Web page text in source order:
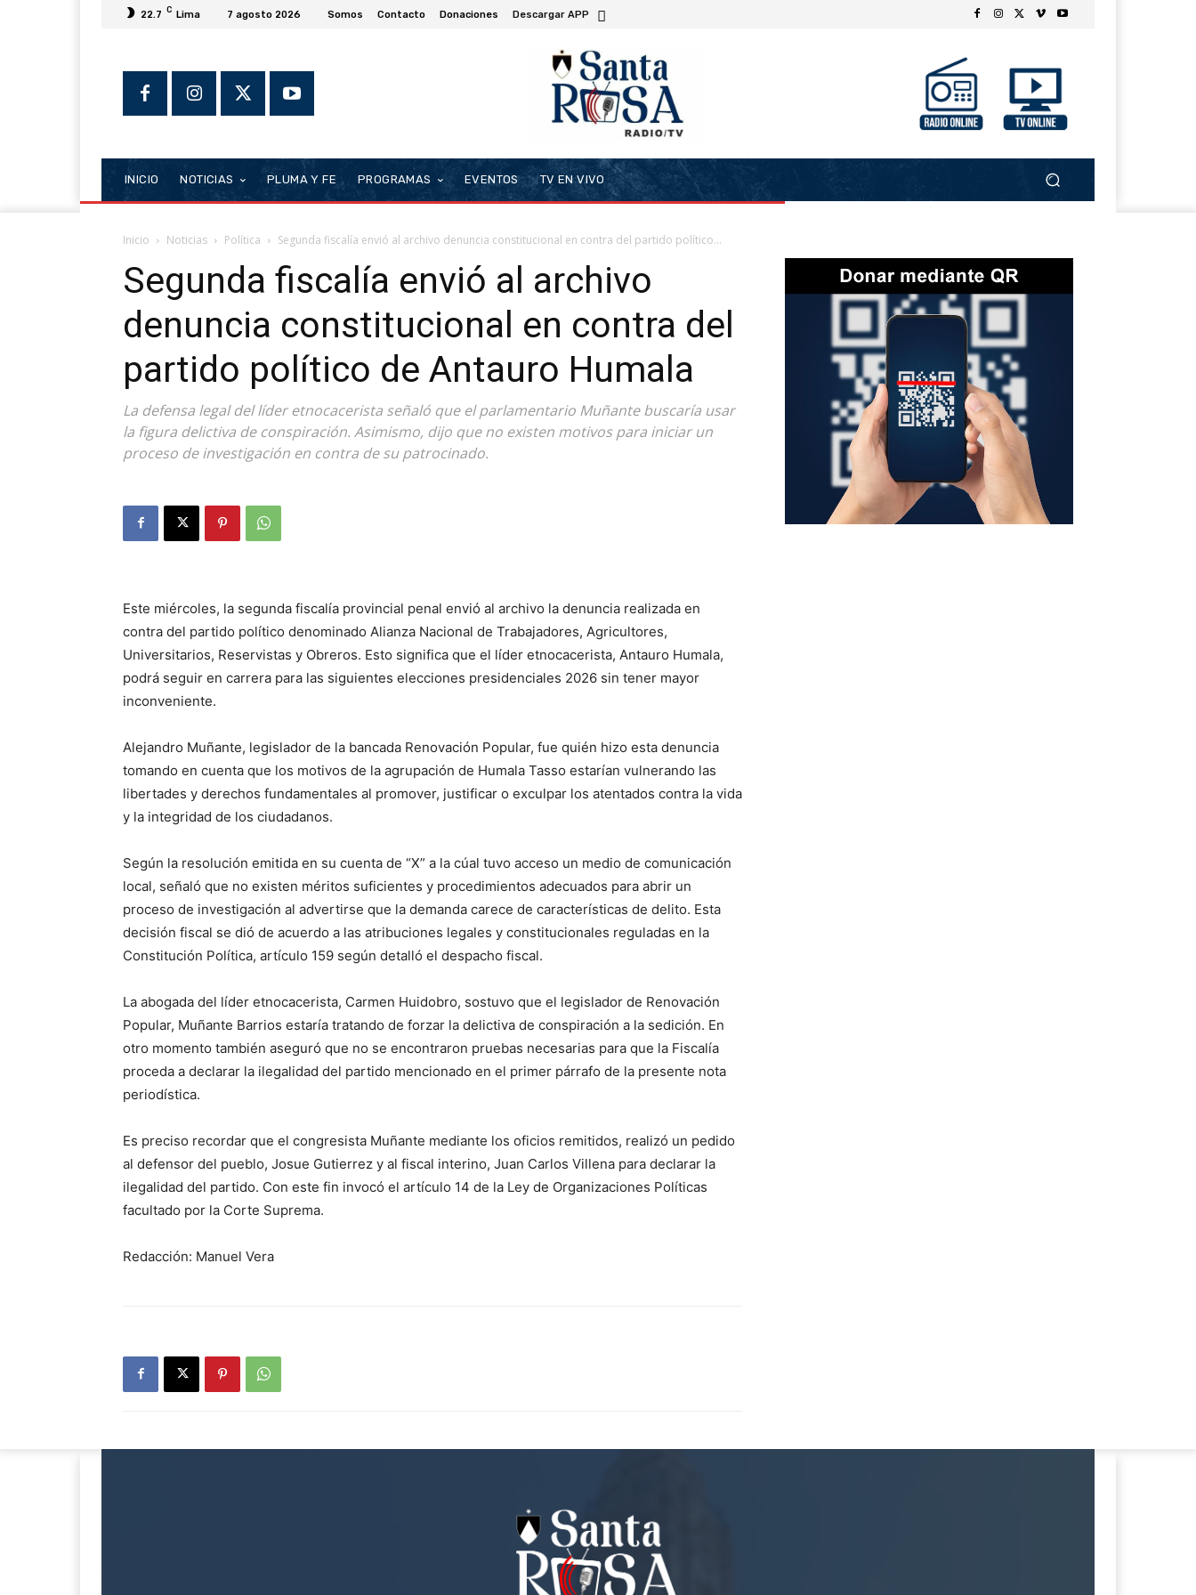
22.7 C Lima 7 agosto 2026 Somos Contacto Donaciones Descargar APP
INICIO NOTICIAS PLUMA Y FE PROGRAMAS EVENTOS TV EN VIVO
Inicio Noticias Política Segunda fiscalía envió al archivo denuncia constitucional en contra del partido político...
Segunda fiscalía envió al archivo
denuncia constitucional en contra del
partido político de Antauro Humala
La defensa legal del líder etnocacerista señaló que el parlamentario Muñante buscaría usar
la figura delictiva de conspiración. Asimismo, dijo que no existen motivos para iniciar un
proceso de investigación en contra de su patrocinado.
Este miércoles, la segunda fiscalía provincial penal envió al archivo la denuncia realizada en
contra del partido político denominado Alianza Nacional de Trabajadores, Agricultores,
Universitarios, Reservistas y Obreros. Esto significa que el líder etnocacerista, Antauro Humala,
podrá seguir en carrera para las siguientes elecciones presidenciales 2026 sin tener mayor
inconveniente.
Alejandro Muñante, legislador de la bancada Renovación Popular, fue quién hizo esta denuncia
tomando en cuenta que los motivos de la agrupación de Humala Tasso estarían vulnerando las
libertades y derechos fundamentales al promover, justificar o exculpar los atentados contra la vida
y la integridad de los ciudadanos.
Según la resolución emitida en su cuenta de “X” a la cúal tuvo acceso un medio de comunicación
local, señaló que no existen méritos suficientes y procedimientos adecuados para abrir un
proceso de investigación al advertirse que la demanda carece de características de delito. Esta
decisión fiscal se dió de acuerdo a las atribuciones legales y constitucionales reguladas en la
Constitución Política, artículo 159 según detalló el despacho fiscal.
La abogada del líder etnocacerista, Carmen Huidobro, sostuvo que el legislador de Renovación
Popular, Muñante Barrios estaría tratando de forzar la delictiva de conspiración a la sedición. En
otro momento también aseguró que no se encontraron pruebas necesarias para que la Fiscalía
proceda a declarar la ilegalidad del partido mencionado en el primer párrafo de la presente nota
periodística.
Es preciso recordar que el congresista Muñante mediante los oficios remitidos, realizó un pedido
al defensor del pueblo, Josue Gutierrez y al fiscal interino, Juan Carlos Villena para declarar la
ilegalidad del partido. Con este fin invocó el artículo 14 de la Ley de Organizaciones Políticas
facultado por la Corte Suprema.
Redacción: Manuel Vera